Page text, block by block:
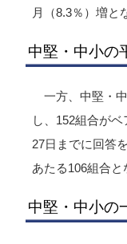
月（8.3％）増と
中堅・中小の
一方、中堅・
し、152組合が
27日までに回答
あたる106組合
中堅・中小の